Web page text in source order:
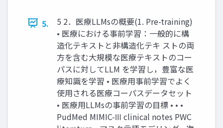
5.
5 2．医療LLMsの概要(1. Pre-training)
• 医療における事前学習：⼀般的に構
造化テキストと⾮構造化テキ ストの両
⽅を含む⼤規模な医療テキストのコー
パスに対してLLM を学習し，豊富な医
療知識を学習 • 医療⽤事前学習でよく
使⽤される医療コーパスデータセット
• 医療⽤LLMsの事前学習の⽬標 • • •
PudMed MIMIC-Ⅲ clinical notes PWC